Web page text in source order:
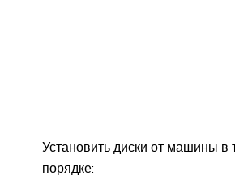
Установить диски от машины в
порядке: